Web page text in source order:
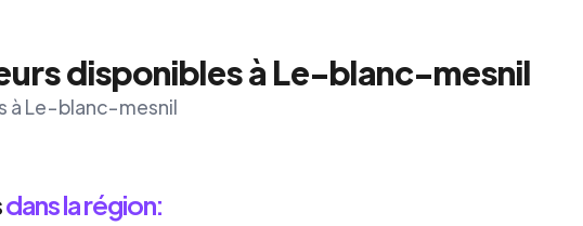
disponibles à Le-blanc-mesnil
à Le-blanc-mesnil
dans la région: